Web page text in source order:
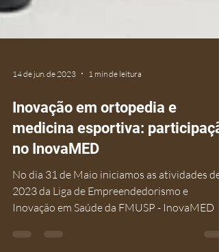
Inovação em ortopedia e
medicina esportiva:
no InovaMED
No dia 31 de Maio iniciamos as atividades de
2023 da Liga de Empreendedorismo e
Inovação em Saúde da FMUSP - InovaMED